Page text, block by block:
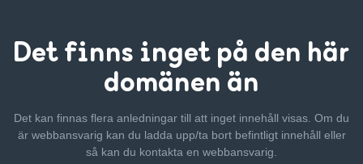
Det finns inget på den här
domänen än
Det kan finnas flera anledningar till att inget innehåll visas. Om du
är webbansvarig kan du ladda upp/ta bort befintligt innehåll eller
så kan du kontakta en webbansvarig.